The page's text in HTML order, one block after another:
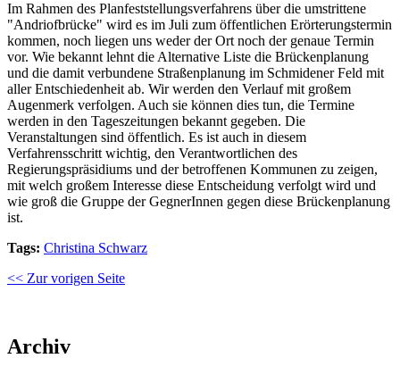
Im Rahmen des Planfeststellungsverfahrens über die umstrittene
"Andriofbrücke" wird es im Juli zum öffentlichen Erörterungstermin
kommen, noch liegen uns weder der Ort noch der genaue Termin
vor. Wie bekannt lehnt die Alternative Liste die Brückenplanung
und die damit verbundene Straßenplanung im Schmidener Feld mit
aller Entschiedenheit ab. Wir werden den Verlauf mit großem
Augenmerk verfolgen. Auch sie können dies tun, die Termine
werden in den Tageszeitungen bekannt gegeben. Die
Veranstaltungen sind öffentlich. Es ist auch in diesem
Verfahrensschritt wichtig, den Verantwortlichen des
Regierungspräsidiums und der betroffenen Kommunen zu zeigen,
mit welch großem Interesse diese Entscheidung verfolgt wird und
wie groß die Gruppe der GegnerInnen gegen diese Brückenplanung
ist.
Tags: Christina Schwarz
<< Zur vorigen Seite
Archiv